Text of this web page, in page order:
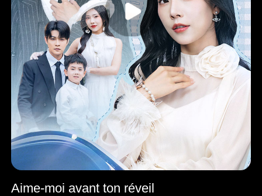
Aime-moi avant ton réveil